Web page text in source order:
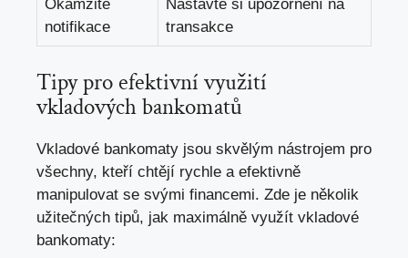
Okamžité
notifikace
Nastavte si upozornění na
transakce
Tipy pro efektivní využití
vkladových bankomatů
Vkladové bankomaty jsou skvělým nástrojem pro
všechny, kteří chtějí rychle a efektivně
manipulovat se svými financemi. Zde je několik
užitečných tipů, jak maximálně využít vkladové
bankomaty: